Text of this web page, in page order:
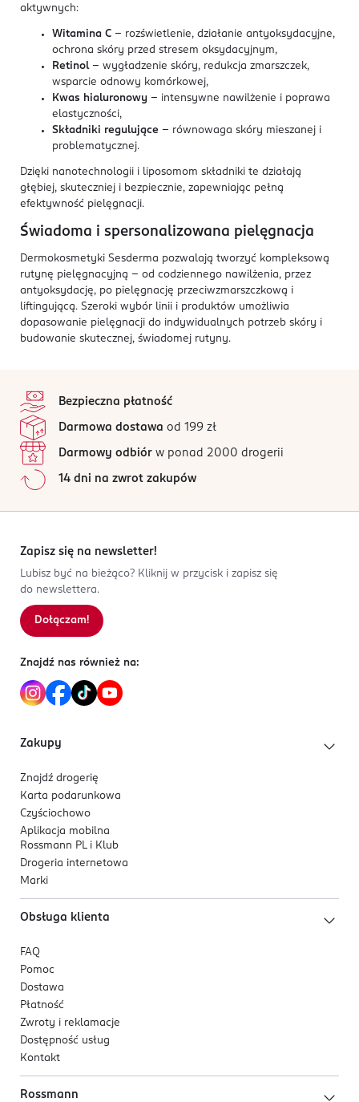
aktywnych:
Witamina C – rozświetlenie, działanie antyoksydacyjne,
ochrona skóry przed stresem oksydacyjnym,
Retinol– wygładzenie skóry, redukcja zmarszczek,
wsparcie odnowy komórkowej,
Kwas hialuronowy – intensywne nawilżenie i poprawa
elastyczności,
Składniki regulujące – równowaga skóry mieszanej i
problematycznej.
Dzięki nanotechnologii i liposomom składniki te działają
głębiej, skuteczniej i bezpiecznie, zapewniając pełną
efektywność pielęgnacji.
Świadoma i spersonalizowana pielęgnacja
Dermokosmetyki Sesderma pozwalają tworzyć kompleksową
rutynę pielęgnacyjną – od codziennego nawilżenia, przez
antyoksydację, po pielęgnację przeciwzmarszczkową i
liftingującą. Szeroki wybór linii i produktów umożliwia
dopasowanie pielęgnacji do indywidualnych potrzeb skóry i
budowanie skutecznej, świadomej rutyny.
Bezpieczna płatność
Darmowa dostawa od 199 zł
Darmowy odbiór w ponad 2000 drogerii
14 dni na zwrot zakupów
Zapisz się na newsletter!
Lubisz być na bieżąco? Kliknij w przycisk i zapisz się
do newslettera.
Dołączam!
Znajdź nas również na:
Zakupy
Znajdź drogerię
Karta podarunkowa
Czyściochowo
Aplikacja mobilna
Rossmann PL i Klub
Drogeria internetowa
Marki
Obsługa klienta
FAQ
Pomoc
Dostawa
Płatność
Zwroty i reklamacje
Dostępność usług
Kontakt
Rossmann